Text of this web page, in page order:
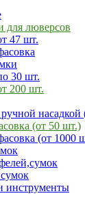
для люверсов
47 шт.
30 шт.
200 шт.
насадкой
(от 50 шт.)
(от 1000
инструменты